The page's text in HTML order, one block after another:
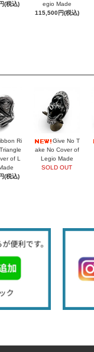
(税込)
egio Made
115,500円(税込)
Ri
of L
(税込)
Give No T
ake No Cover of
Legio Made
SOLD OUT